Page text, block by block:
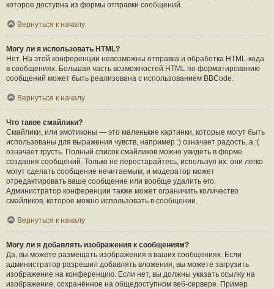
которое доступна из формы отправки сообщений.
Вернуться к началу
Могу ли я использовать HTML?
Нет. На этой конференции невозможны отправка и обработка HTML-кода
в сообщениях. Большая часть возможностей HTML по форматированию
сообщений может быть реализована с использованием BBCode.
Вернуться к началу
Что такое смайлики?
Смайлики, или эмотиконы — это маленькие картинки, которые могут быть
использованы для выражения чувств, например :) означает радость, а :(
означает грусть. Полный список смайликов можно увидеть в форме
создания сообщений. Только не перестарайтесь, используя их: они легко
могут сделать сообщение нечитаемым, и модератор может
отредактировать ваше сообщение или вообще удалить его.
Администратор конференции также может ограничить количество
смайликов, которое можно использовать в сообщении.
Вернуться к началу
Могу ли я добавлять изображения к сообщениям?
Да, вы можете размещать изображения в ваших сообщениях. Если
администратор разрешил добавлять вложения, вы можете загрузить
изображение на конференцию. Если нет, вы должны указать ссылку на
изображение, сохранённое на общедоступном веб-сервере. Пример